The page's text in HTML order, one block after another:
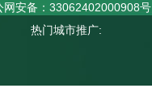
网安备： 33062402000908号
热门城市推广: